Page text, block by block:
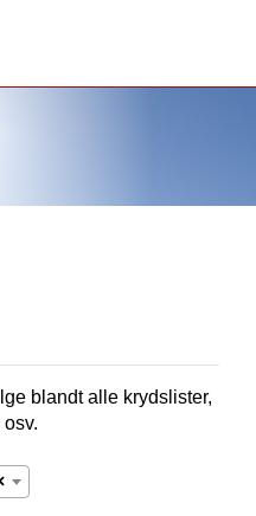
blandt alle krydslister,